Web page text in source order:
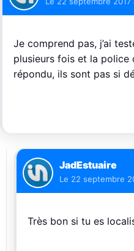
Je comprend pas, j’ai
plusieurs fois et la police
répondu, ils sont pas si
JadEstuaire
Le 22 septembre
Très bon si tu es